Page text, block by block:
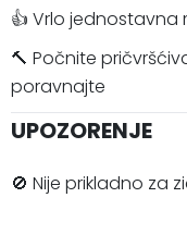
👍 Vrlo jednostavna
🔨 Počnite
poravnajte
UPOZORENJE
🚫 Nije prikladno za